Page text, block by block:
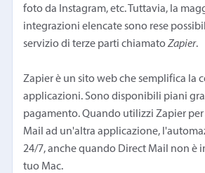
foto da Instagram, etc. Tuttavia, la
integrazioni elencate sono rese
servizio di terze parti chiamatoZapier.
Zapier è un sito web che semplifica la
applicazioni. Sono disponibili piani
pagamento. Quando utilizzi Zapier
Mail ad un'altra applicazione,
24/7, anche quando Direct Mail non è
tuo Mac.